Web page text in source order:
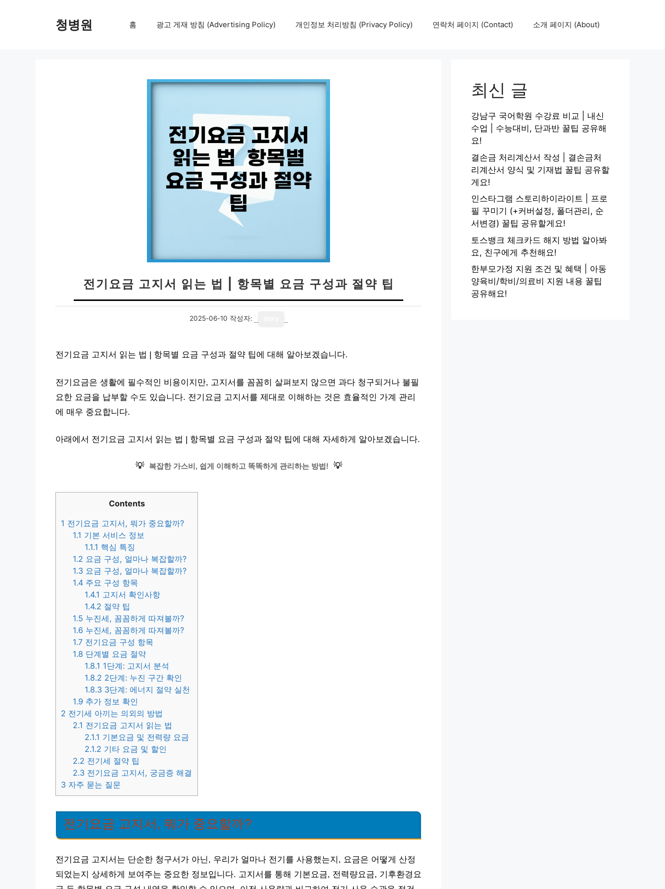
청병원 홈 광고 게재 방침 (Advertising Policy) 개인정보 처리방침 (Privacy Policy) 연락처 페이지 (Contact) 소개 페이지 (About)
전기요금 고지서 읽는 법 | 항목별 요금 구성과 절약 팁
2025-06-10 작성자:
전기요금 고지서 읽는 법 | 항목별 요금 구성과 절약 팁에 대해 알아보겠습니다.
전기요금은 생활에 필수적인 비용이지만, 고지서를 꼼꼼히 살펴보지 않으면 과다 청구되거나 불필
요한 요금을 납부할 수도 있습니다. 전기요금 고지서를 제대로 이해하는 것은 효율적인 가계 관리
에 매우 중요합니다.
아래에서 전기요금 고지서 읽는 법 | 항목별 요금 구성과 절약 팁에 대해 자세하게 알아보겠습니다.
💡 복잡한 가스비, 쉽게 이해하고 똑똑하게 관리하는 방법! 💡
Contents
1 전기요금 고지서, 뭐가 중요할까?
1.1 기본 서비스 정보
1.1.1 핵심 특징
1.2 요금 구성, 얼마나 복잡할까?
1.3 요금 구성, 얼마나 복잡할까?
1.4 주요 구성 항목
1.4.1 고지서 확인사항
1.4.2 절약 팁
1.5 누진세, 꼼꼼하게 따져볼까?
1.6 누진세, 꼼꼼하게 따져볼까?
1.7 전기요금 구성 항목
1.8 단계별 요금 절약
1.8.1 1단계: 고지서 분석
1.8.2 2단계: 누진 구간 확인
1.8.3 3단계: 에너지 절약 실천
1.9 추가 정보 확인
2 전기세 아끼는 의외의 방법
2.1 전기요금 고지서 읽는 법
2.1.1 기본요금 및 전력량 요금
2.1.2 기타 요금 및 할인
2.2 전기세 절약 팁
2.3 전기요금 고지서, 궁금증 해결
3 자주 묻는 질문
전기요금 고지서, 뭐가 중요할까?
전기요금 고지서는 단순한 청구서가 아닌, 우리가 얼마나 전기를 사용했는지, 요금은 어떻게 산정
되었는지 상세하게 보여주는 중요한 정보입니다. 고지서를 통해 기본요금, 전력량요금, 기후환경요
최신 글
강남구 국어학원 수강료 비교 | 내신
수업 | 수능대비, 단과반 꿀팁 공유해
요!
결손금 처리계산서 작성 | 결손금처
리계산서 양식 및 기재법 꿀팁 공유할
게요!
인스타그램 스토리하이라이트 | 프로
필 꾸미기 (+커버설정, 폴더관리, 순
서변경) 꿀팁 공유할게요!
토스뱅크 체크카드 해지 방법 알아봐
요, 친구에게 추천해요!
한부모가정 지원 조건 및 혜택 | 아동
양육비/학비/의료비 지원 내용 꿀팁
공유해요!